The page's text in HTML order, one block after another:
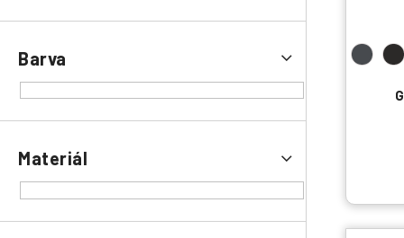
Barva
Materiál